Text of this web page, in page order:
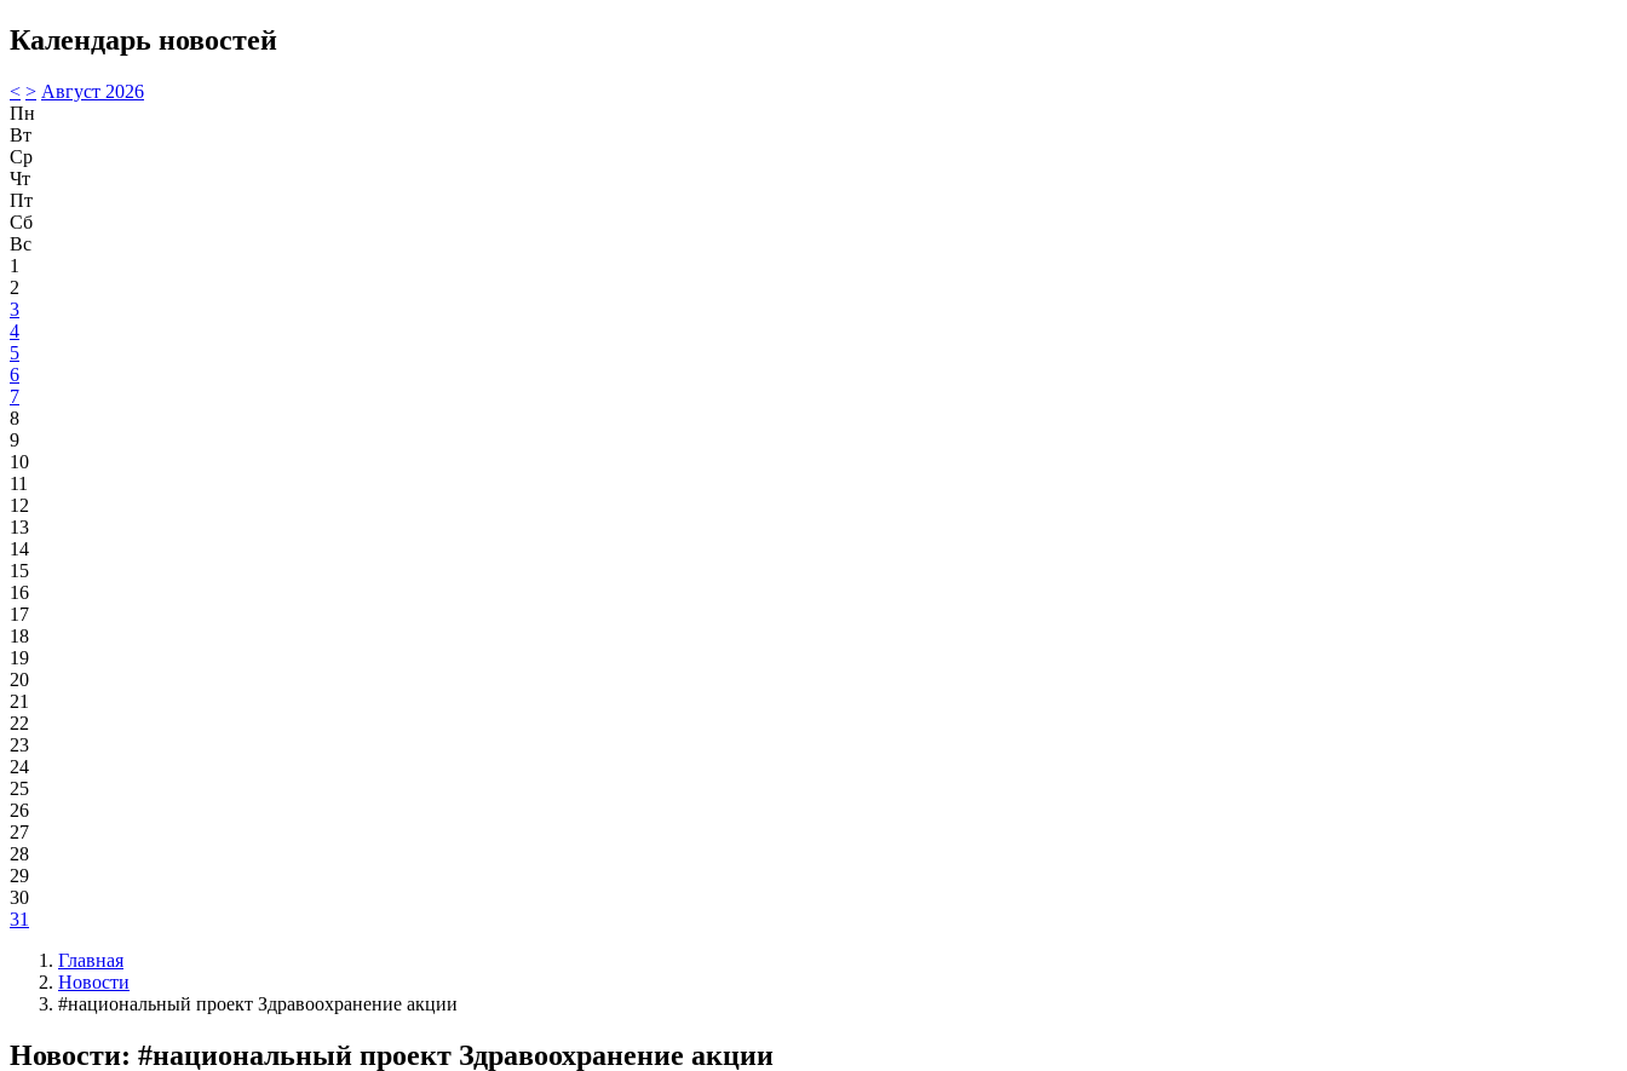
Календарь новостей
< > Август 2026
Пн
Вт
Ср
Чт
Пт
Сб
Вс
1
2
3
4
5
6
7
8
9
10
11
12
13
14
15
16
17
18
19
20
21
22
23
24
25
26
27
28
29
30
31
Главная
Новости
#национальный проект Здравоохранение акции
Новости: #национальный проект Здравоохранение акции